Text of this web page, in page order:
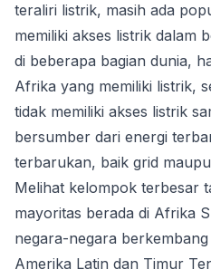
teraliri listrik, masih ada
memiliki akses listrik dalam
di beberapa bagian dunia,
Afrika yang memiliki listrik,
tidak memiliki akses listrik
bersumber dari energi
terbarukan, baik grid
Melihat kelompok terbesar
mayoritas berada di Afrika
negara-negara
Amerika Latin dan Timur